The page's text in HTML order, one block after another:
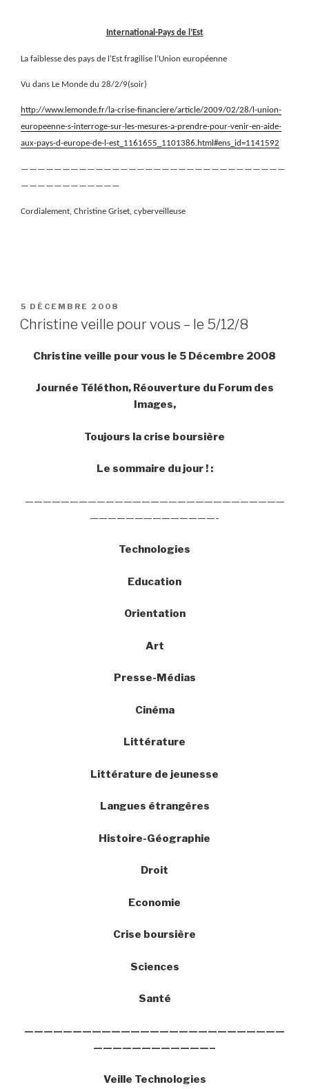
International-Pays de l’Est
La faiblesse des pays de l’Est fragilise l’Union européenne
Vu dans Le Monde du 28/2/9(soir)
http://www.lemonde.fr/la-crise-financiere/article/2009/02/28/l-union-
europeenne-s-interroge-sur-les-mesures-a-prendre-pour-venir-en-aide-
aux-pays-d-europe-de-l-est_1161655_1101386.html#ens_id=1141592
————————————————————————————————
————————————
Cordialement, Christine Griset, cyberveilleuse
PUBLIÉ
LE
5 DÉCEMBRE 2008
Christine veille pour vous – le 5/12/8
Christine veille pour vous le 5 Décembre 2008
Journée Téléthon, Réouverture du Forum des
Images,
Toujours la crise boursière
Le sommaire du jour ! :
—————————————————————————————
——————————————-
Technologies
Education
Orientation
Art
Presse-Médias
Cinéma
Littérature
Littérature de jeunesse
Langues étrangères
Histoire-Géographie
Droit
Economie
Crise boursière
Sciences
Santé
———————————————————————————
————————————–
Veille Technologies